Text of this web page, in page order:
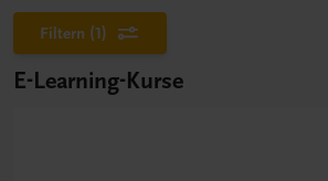
Filtern (1)
E-Learning-Kurse